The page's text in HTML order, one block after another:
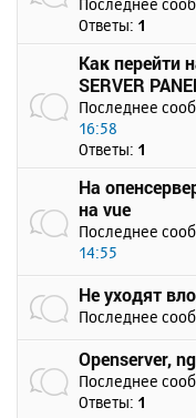
Последнее
Ответы: 1
Как перейти
SERVER
Последнее
16:58
Ответы: 1
На
на vue
Последнее
14:55
Не уходят
Последнее
Openserver,
Последнее
Ответы: 1